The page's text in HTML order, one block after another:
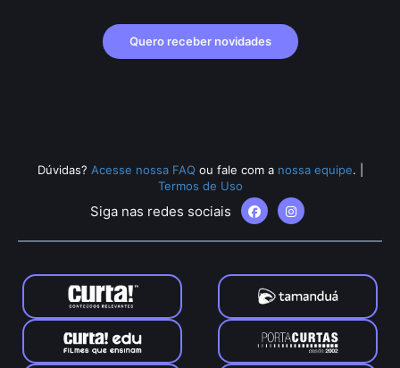
Quero receber novidades
Dúvidas? Acesse nossa FAQ ou fale com a nossa equipe.
Termos de Uso
Siga nas redes sociais